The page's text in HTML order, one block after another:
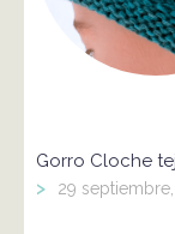
Gorro Cloche
> 29